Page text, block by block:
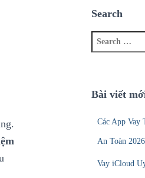
Search
e
c
Bài viết
Các App Vay
An Toàn 2026
Vay iCloud